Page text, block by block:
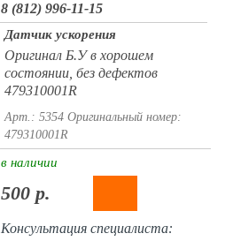
8 (812) 996-11-15
Датчик ускорения
Оригинал Б.У в хорошем
состоянии, без дефектов
479310001R
Арт.: 5354 Оригинальный номер:
479310001R
в наличии
500 р.
Консультация специалиста: